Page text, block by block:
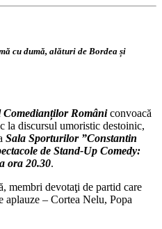
cu dumă, alături de Bordea și
Româniconvoacă
la discursul umoristic destoinic,
Sala Sporturilor ”Constantin
de Stand-Up Comedy:
ora 20.30.
membri devotaţi de partid care
aplauze – Cortea Nelu, Popa